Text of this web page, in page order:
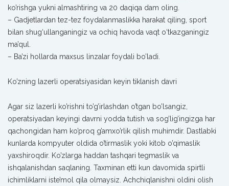
ko’rishga yukni almashtiring va 20 daqiqa dam oling.
– Gadjetlardan tez-tez foydalanmaslikka harakat qiling, sport
bilan shug‘ullanganingiz va ochiq havoda vaqt o‘tkazganingiz
ma’qul.
– Ba’zi hollarda maxsus linzalar foydali bo’ladi.
Ko’zning lazerli operatsiyasidan keyin tiklanish davri
Agar siz lazerli ko’rishni to’g’irlashdan o’tgan bo’lsangiz,
operatsiyadan keyingi davrni yodda tutish va sog’lig’ingizga har
qachongidan ham ko’proq g’amxo’rlik qilish muhimdir. Dastlabki
kunlarda kompyuter oldida o’tirmaslik yoki kitob o’qimaslik
yaxshiroqdir. Ko’zlarga haddan tashqari tegmaslik va
ishqalanishdan saqlaning. Taxminan etti kun davomida spirtli
ichimliklarni iste’mol qila olmaysiz. Achchiqlanishni oldini olish